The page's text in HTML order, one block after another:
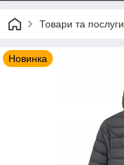
Товари та послуги
Новинка